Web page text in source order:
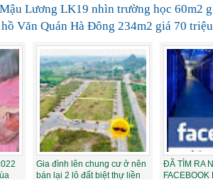
Lương LK19 nhìn trường học 60m2
Văn Quán Hà Đông 234m2 giá 70
Gia đình lên chung cư ở nên
bán lại 2 lô đất biệt thự liền
ĐÃ TÌM RA